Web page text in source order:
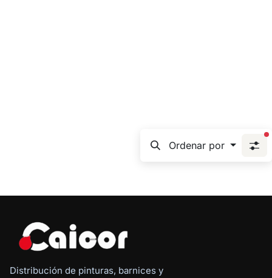
Ordenar por
Distribución de pinturas, barnices y